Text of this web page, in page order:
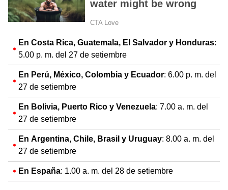
En Costa Rica, Guatemala, El Salvador y Honduras:
5.00 p. m. del 27 de setiembre
En Perú, México, Colombia y Ecuador: 6.00 p. m. del
27 de setiembre
En Bolivia, Puerto Rico y Venezuela: 7.00 a. m. del
27 de setiembre
En Argentina, Chile, Brasil y Uruguay: 8.00 a. m. del
27 de setiembre
En España: 1.00 a. m. del 28 de setiembre